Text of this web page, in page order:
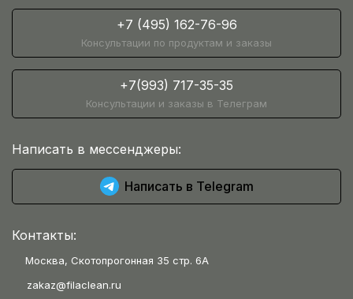
+7 (495) 162-76-96
Консультации по продуктам и заказы
+7(993) 717-35-35
Консультации и заказы в Телеграм
Написать в мессенджеры:
Написать в Telegram
Контакты:
Москва, Скотопрогонная 35 стр. 6А
zakaz@filaclean.ru